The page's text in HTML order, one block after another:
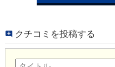
クチコミを投稿する